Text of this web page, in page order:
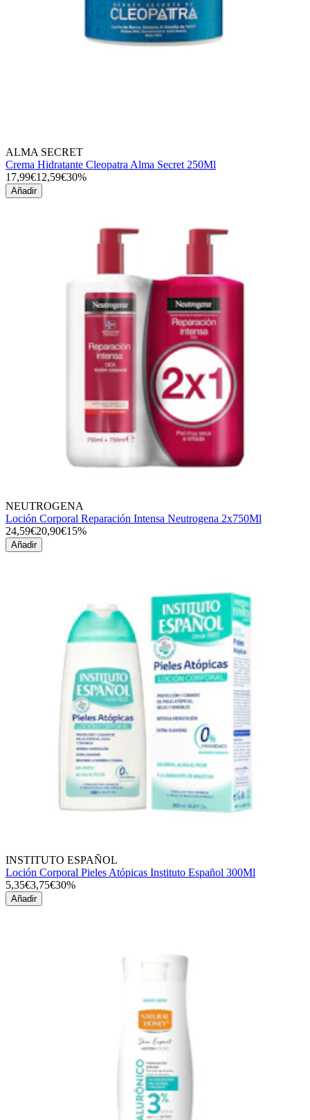
ALMA SECRET
Crema Hidratante Cleopatra Alma Secret 250Ml
17,99€12,59€30%
Añadir
NEUTROGENA
Loción Corporal Reparación Intensa Neutrogena 2x750Ml
24,59€20,90€15%
Añadir
INSTITUTO ESPAÑOL
Loción Corporal Pieles Atópicas Instituto Español 300Ml
5,35€3,75€30%
Añadir